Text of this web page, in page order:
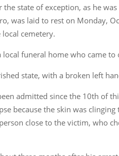
state of exception, as he
was laid to rest on Monday,
cemetery.
funeral home who came to
state, with a broken left
admitted since the 10th of
because the skin was
close to the victim, who